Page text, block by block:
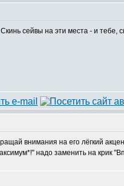
сейвы на эти места - и
внимания на его лёгкий
надо заменить на крик